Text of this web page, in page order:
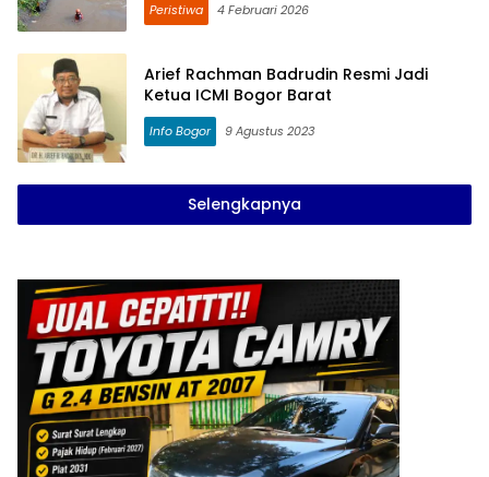
Peristiwa 4 Februari 2026
Arief Rachman Badrudin Resmi Jadi
Ketua ICMI Bogor Barat
Info Bogor 9 Agustus 2023
Selengkapnya